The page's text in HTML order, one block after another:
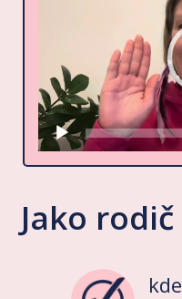
Jako